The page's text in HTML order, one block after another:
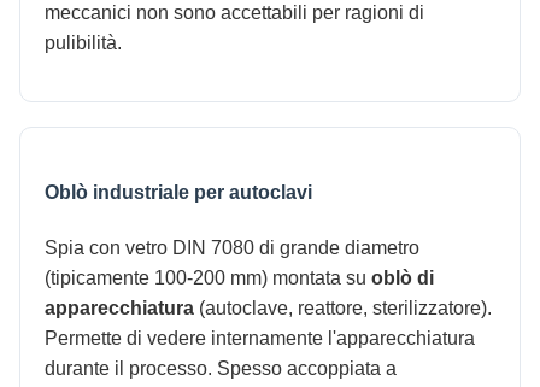
meccanici non sono accettabili per ragioni di
pulibilità.
Oblò industriale per autoclavi
Spia con vetro DIN 7080 di grande diametro
(tipicamente 100-200 mm) montata su oblò di
apparecchiatura (autoclave, reattore, sterilizzatore).
Permette di vedere internamente l'apparecchiatura
durante il processo. Spesso accoppiata a